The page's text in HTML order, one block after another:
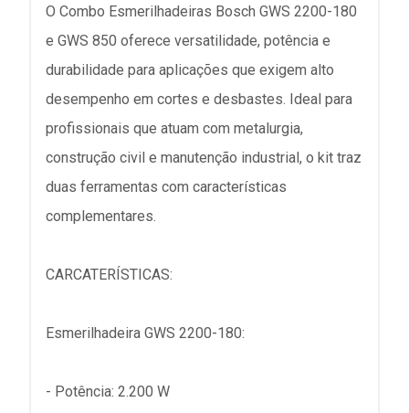
O Combo Esmerilhadeiras Bosch GWS 2200-180
e GWS 850 oferece versatilidade, potência e
durabilidade para aplicações que exigem alto
desempenho em cortes e desbastes. Ideal para
profissionais que atuam com metalurgia,
construção civil e manutenção industrial, o kit traz
duas ferramentas com características
complementares.
CARCATERÍSTICAS:
Esmerilhadeira GWS 2200-180:
- Potência: 2.200 W